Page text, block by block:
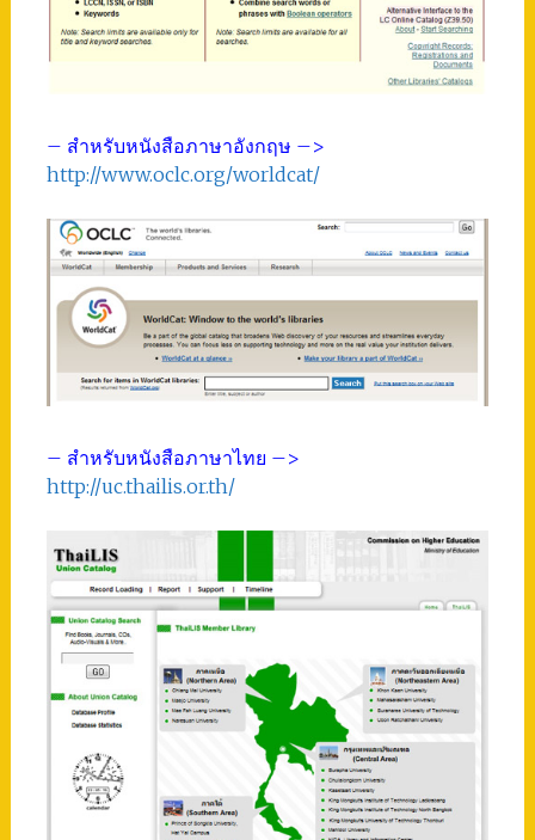
– สำหรับหนังสือภาษาอังกฤษ –>
http://www.oclc.org/worldcat/
– สำหรับหนังสือภาษาไทย –>
http://uc.thailis.or.th/